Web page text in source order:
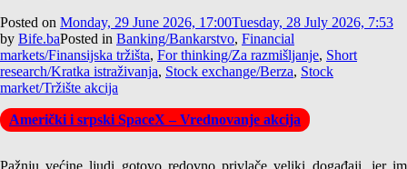
Posted on Monday, 29 June 2026, 17:00Tuesday, 28 July 2026, 7:53
by Bife.baPosted in Banking/Bankarstvo, Financial
markets/Finansijska tržišta, For thinking/Za razmišljanje, Short
research/Kratka istraživanja, Stock exchange/Berza, Stock
market/Tržište akcija
Američki i srpski SpaceX – Vrednovanje akcija